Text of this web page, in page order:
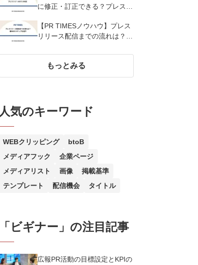
に修正・訂正できる？プレスリ
【PR TIMESノウハウ】プレス
リリース配信までの流れは？基
もっとみる
人気のキーワード
WEBクリッピング
btoB
メディアフック
企業ページ
メディアリスト
画像
掲載基準
テンプレート
配信機会 タイトル
「ビギナー 」の注目記事
広報PR活動の目標設定とKPIの